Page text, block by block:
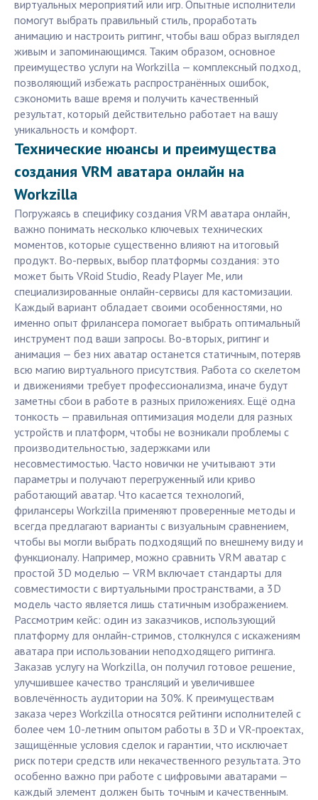
виртуальных мероприятий или игр. Опытные исполнители
помогут выбрать правильный стиль, проработать
анимацию и настроить риггинг, чтобы ваш образ выглядел
живым и запоминающимся. Таким образом, основное
преимущество услуги на Workzilla — комплексный подход,
позволяющий избежать распространённых ошибок,
сэкономить ваше время и получить качественный
результат, который действительно работает на вашу
уникальность и комфорт.
Технические нюансы и преимущества
создания VRM аватара онлайн на
Workzilla
Погружаясь в специфику создания VRM аватара онлайн,
важно понимать несколько ключевых технических
моментов, которые существенно влияют на итоговый
продукт. Во-первых, выбор платформы создания: это
может быть VRoid Studio, Ready Player Me, или
специализированные онлайн-сервисы для кастомизации.
Каждый вариант обладает своими особенностями, но
именно опыт фрилансера помогает выбрать оптимальный
инструмент под ваши запросы. Во-вторых, риггинг и
анимация — без них аватар останется статичным, потеряв
всю магию виртуального присутствия. Работа со скелетом
и движениями требует профессионализма, иначе будут
заметны сбои в работе в разных приложениях. Ещё одна
тонкость — правильная оптимизация модели для разных
устройств и платформ, чтобы не возникали проблемы с
производительностью, задержками или
несовместимостью. Часто новички не учитывают эти
параметры и получают перегруженный или криво
работающий аватар. Что касается технологий,
фрилансеры Workzilla применяют проверенные методы и
всегда предлагают варианты с визуальным сравнением,
чтобы вы могли выбрать подходящий по внешнему виду и
функционалу. Например, можно сравнить VRM аватар с
простой 3D моделью — VRM включает стандарты для
совместимости с виртуальными пространствами, а 3D
модель часто является лишь статичным изображением.
Рассмотрим кейс: один из заказчиков, использующий
платформу для онлайн-стримов, столкнулся с искажениям
аватара при использовании неподходящего риггинга.
Заказав услугу на Workzilla, он получил готовое решение,
улучшившее качество трансляций и увеличившее
вовлечённость аудитории на 30%. К преимуществам
заказа через Workzilla относятся рейтинги исполнителей с
более чем 10-летним опытом работы в 3D и VR-проектах,
защищённые условия сделок и гарантии, что исключает
риск потери средств или некачественного результата. Это
особенно важно при работе с цифровыми аватарами —
каждый элемент должен быть точным и качественным.